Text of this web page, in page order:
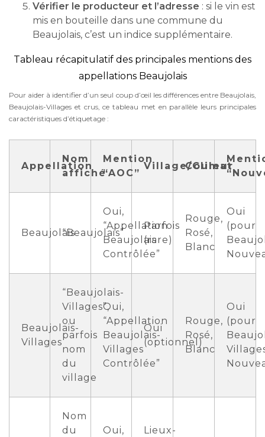
Vérifier le producteur et l’adresse : si le vin est
mis en bouteille dans une commune du
Beaujolais, c’est un indice supplémentaire.
Tableau récapitulatif des principales mentions des
appellations Beaujolais
Pour aider à identifier d’un seul coup d’œil les différences entre Beaujolais,
Beaujolais-Villages et crus, ce tableau met en parallèle leurs principales
caractéristiques d’étiquetage :
Appellation
Nom
affiché
Mention
“AOC”
Village/Climat
Couleur
Beaujolais“Beaujolais”
Oui,
“Appellation
Beaujolais
Contrôlée”
Parfois
(rare)
Rouge,
Rosé,
Blanc
Oui
(pour
Beaujolais-
Villages
“Beaujolais-
Villages”,
ou
parfois
nom
du
village
Oui,
“Appellation
Beaujolais-
Villages
Contrôlée”
Oui
(optionnel)
Rouge,
Rosé,
Blanc
Oui
(pour
Nom
du
Oui,
Lieux-